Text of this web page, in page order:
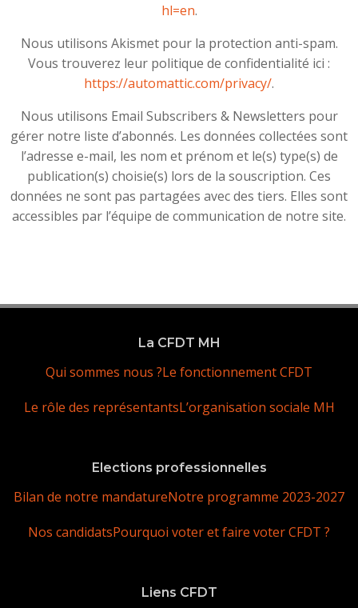
hl=en.
Nous utilisons Akismet pour la protection anti-spam.
Vous trouverez leur politique de confidentialité ici :
https://automattic.com/privacy/.
Nous utilisons Email Subscribers & Newsletters pour
gérer notre liste d’abonnés. Les données collectées sont
l’adresse e-mail, les nom et prénom et le(s) type(s) de
publication(s) choisie(s) lors de la souscription. Ces
données ne sont pas partagées avec des tiers. Elles sont
accessibles par l’équipe de communication de notre site.
La CFDT MH
Qui sommes nous ?Le fonctionnement CFDT
Le rôle des représentantsL’organisation sociale MH
Elections professionnelles
Bilan de notre mandatureNotre programme 2023-2027
Nos candidatsPourquoi voter et faire voter CFDT ?
Liens CFDT